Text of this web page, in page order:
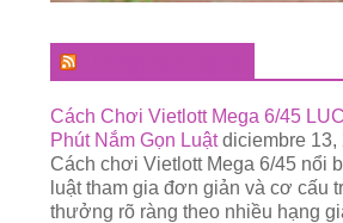
Cách Chơi Vietlott Mega 6/45
Phút Nắm Gọn Luật diciembre 13,
Cách chơi Vietlott Mega 6/45 nổi
luật tham gia đơn giản và cơ cấu
thưởng rõ ràng theo nhiều hạng